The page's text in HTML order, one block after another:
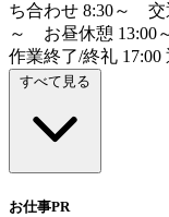
ち合わせ 8:30～ 交
～ お昼休憩 13:00
作業終了/終礼 17:00
すべて見る
お仕事PR